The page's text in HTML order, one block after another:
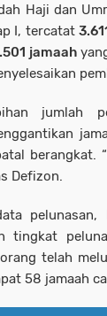
Haji dan
I, tercatat
jamaah
jumlah
berangkat.
Defizon.
pelunasan,
tingkat
telah
58 jamaah